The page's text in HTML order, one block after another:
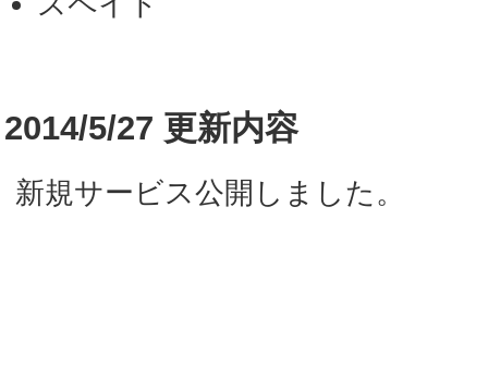
2014/5/27 更新内容
新規サービス公開しました。